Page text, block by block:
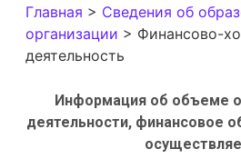
Главная > Сведения об
организации > Финансово-
деятельность
Информация об объеме
деятельности, финансовое